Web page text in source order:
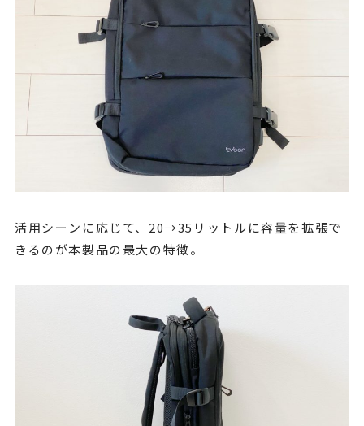
活用シーンに応じて、20→35リットルに容量を拡張で
きるのが本製品の最大の特徴。